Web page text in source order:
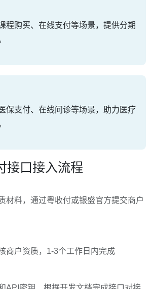
程购买、在线支付等场景，提供分期
保支付、在线问诊等场景，助力医疗
接口接入流程
材料，通过粤收付或银盛官方提交商户
商户资质，1-3个工作日内完成